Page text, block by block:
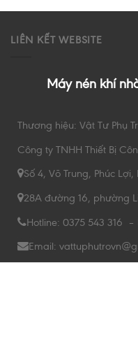
LIÊN KẾT WEBSITE
Máy nén khí
Thương hiệu: Vật Tư Phụ
Công ty TNHH Thiết Bị
Số 4, Võ Trung, Phúc
28A đường 16, phường
Hotline: 0375 543 316 –
Email: